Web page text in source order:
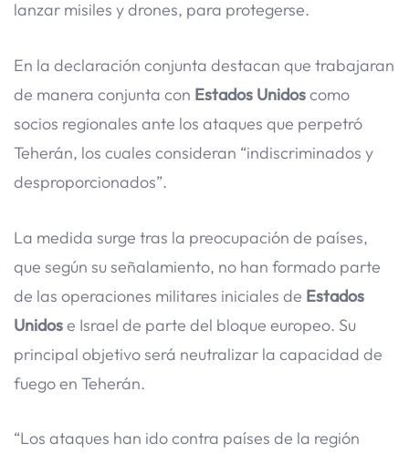
lanzar misiles y drones, para protegerse.
En la declaración conjunta destacan que trabajaran
de manera conjunta con Estados Unidoscomo
socios regionales ante los ataques que perpetró
Teherán, los cuales consideran “indiscriminados y
desproporcionados”.
La medida surge tras la preocupación de países,
que según su señalamiento, no han formado parte
de las operaciones militares iniciales de Estados
Unidose Israel de parte del bloque europeo. Su
principal objetivo será neutralizar la capacidad de
fuego en Teherán.
“Los ataques han ido contra países de la región